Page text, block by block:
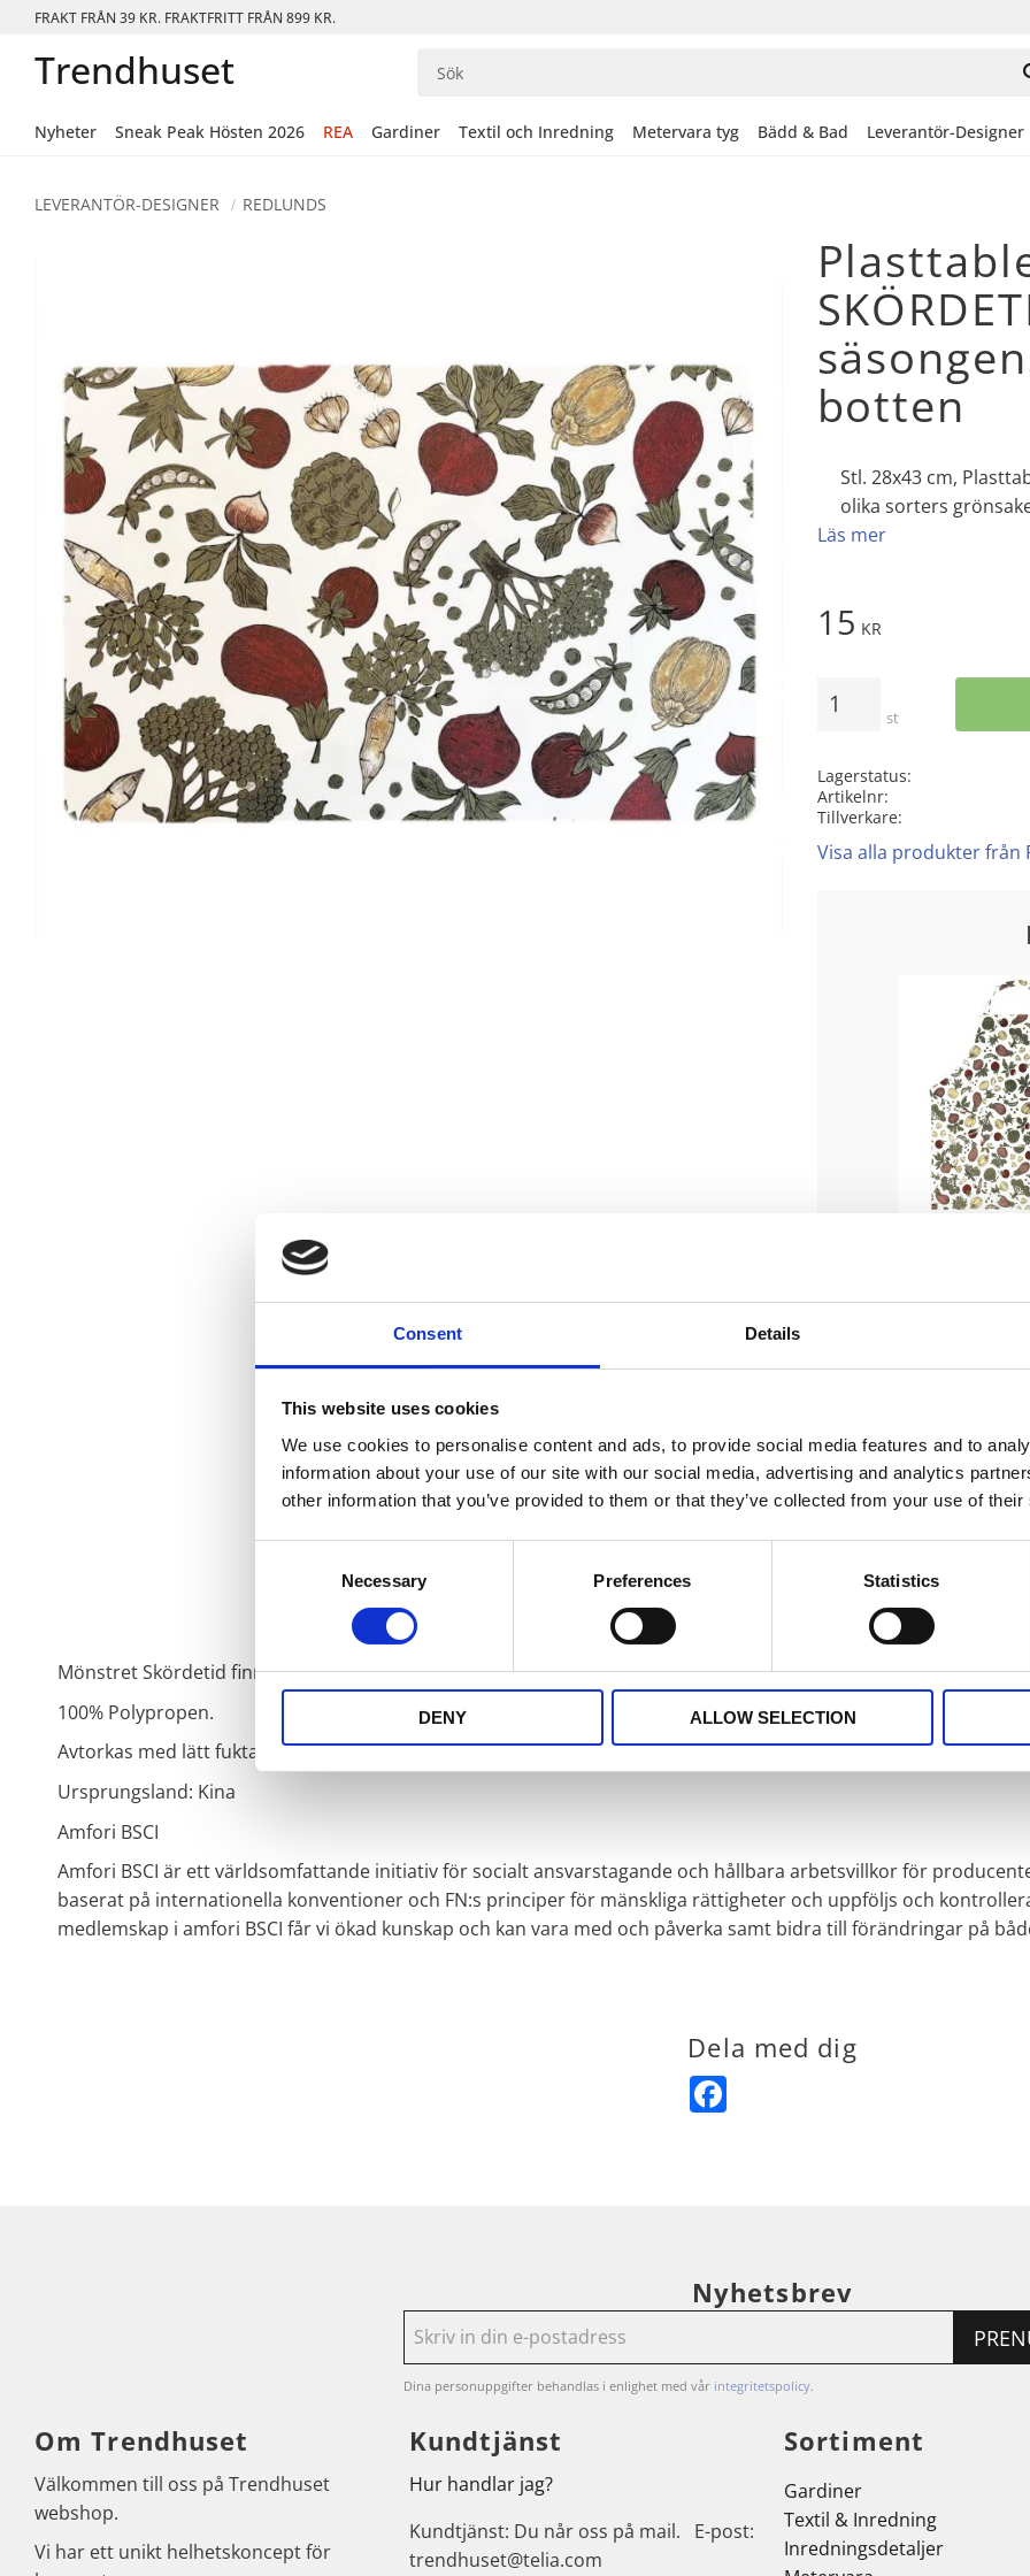
Consent Details
This website uses cookies
We use cookies to personalise content and ads, to provide social media features and to
information about your use of our site with our social media, advertising and analytics
other information that you’ve provided to them or that they’ve collected from your use of
Necessary Preferences Statistics
DENY ALLOW SELECTION
FRAKT FRÅN 39 KR. FRAKTFRITT FRÅN 899 KR.
Trendhuset
Nyheter Sneak Peak Hösten 2026 REA Gardiner Textil och Inredning Metervara tyg Bädd & Bad Leverantör-Designer
LEVERANTÖR-DESIGNER REDLUNDS
botten
Stl. 28x43 cm,
olika sorters
Läs mer
15 KR
st
Lagerstatus
Artikelnr
Tillverkare
Visa alla produkter från
Design.
band att
189
Mönstret Skördetid finns i flera produkter följ länkenSKÖRDETIDså finner du fler.
100% Polypropen.
Avtorkas med lätt fuktad trasa.
Ursprungsland: Kina
Amfori BSCI
Amfori BSCI är ett världsomfattande initiativ för socialt ansvarstagande och hållbara arbetsvillkor för
baserat på internationella konventioner och FN:s principer för mänskliga rättigheter och uppföljs och
medlemskap i amfori BSCI får vi ökad kunskap och kan vara med och påverka samt bidra till förändringar på
Dela med dig
Nyhetsbrev
Dina personuppgifter behandlas i enlighet med vår integritetspolicy.
Om Trendhuset
Välkommen till oss på Trendhuset
webshop.
Vi har ett unikt helhetskoncept för
Kundtjänst
Hur handlar jag?
Kundtjänst: Du når oss på mail. E-post:
trendhuset@telia.com
Sortiment
Gardiner
Textil & Inredning
Inredningsdetaljer